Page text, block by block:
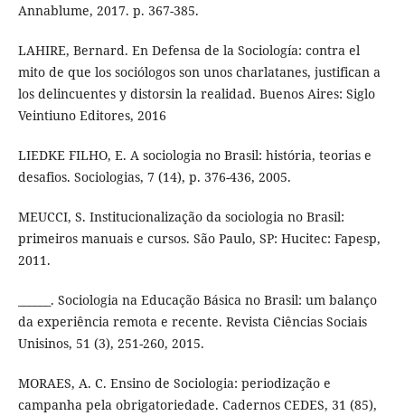
Annablume, 2017. p. 367-385.
LAHIRE, Bernard. En Defensa de la Sociología: contra el
mito de que los sociólogos son unos charlatanes, justifican a
los delincuentes y distorsin la realidad. Buenos Aires: Siglo
Veintiuno Editores, 2016
LIEDKE FILHO, E. A sociologia no Brasil: história, teorias e
desafios. Sociologias, 7 (14), p. 376-436, 2005.
MEUCCI, S. Institucionalização da sociologia no Brasil:
primeiros manuais e cursos. São Paulo, SP: Hucitec: Fapesp,
2011.
______. Sociologia na Educação Básica no Brasil: um balanço
da experiência remota e recente. Revista Ciências Sociais
Unisinos, 51 (3), 251-260, 2015.
MORAES, A. C. Ensino de Sociologia: periodização e
campanha pela obrigatoriedade. Cadernos CEDES, 31 (85),